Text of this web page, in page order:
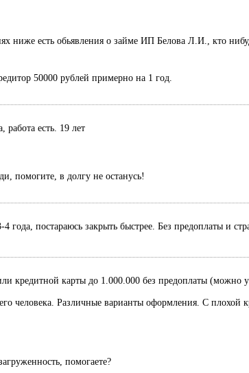
ниже есть обьявления о займе ИП Белова Л.И., кто
50000 рублей примерно на 1 год.
есть. 19 лет
помогите, в долгу не останусь!
года, постараюсь закрыть быстрее. Без предоплаты и
кредитной карты до 1.000.000 без предоплаты (можно
человека. Различные варианты оформления. С плохой
помогаете?